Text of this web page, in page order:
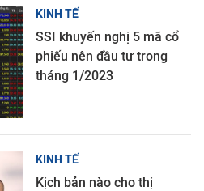
KINH TẾ
SSI khuyến nghị 5 mã cổ
phiếu nên đầu tư trong
tháng 1/2023
KINH TẾ
Kịch bản nào cho thị